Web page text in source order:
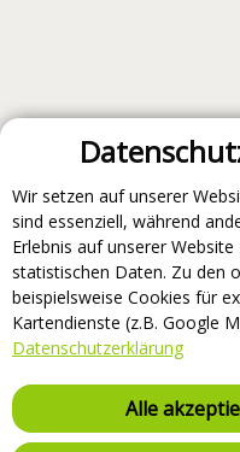
Wir setzen auf unserer
sind essenziell, während
Erlebnis auf unserer
statistischen Daten. Zu den
beispielsweise Cookies für
Kartendienste (z.B. Google
Datenschutzerklärung
Alle